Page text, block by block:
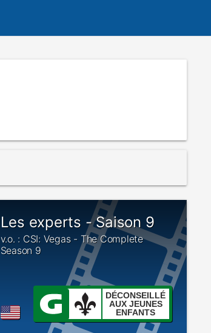
Les experts - Saison 9
v.o. : CSI: Vegas - The Complete
Season 9
DÉCONSEILLÉ
AUX JEUNES
ENFANTS